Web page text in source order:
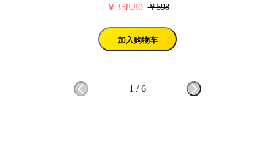
￥358.80 ￥598
加入购物车
1 /6